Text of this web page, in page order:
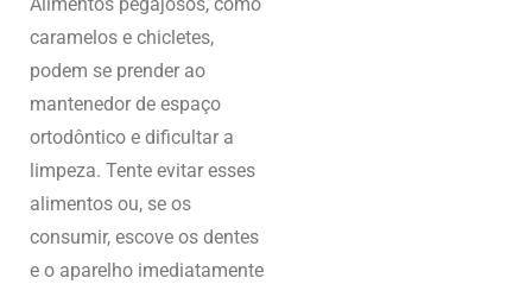
Alimentos pegajosos, como
caramelos e chicletes,
podem se prender ao
mantenedor de espaço
ortodôntico e dificultar a
limpeza. Tente evitar esses
alimentos ou, se os
consumir, escove os dentes
e o aparelho imediatamente